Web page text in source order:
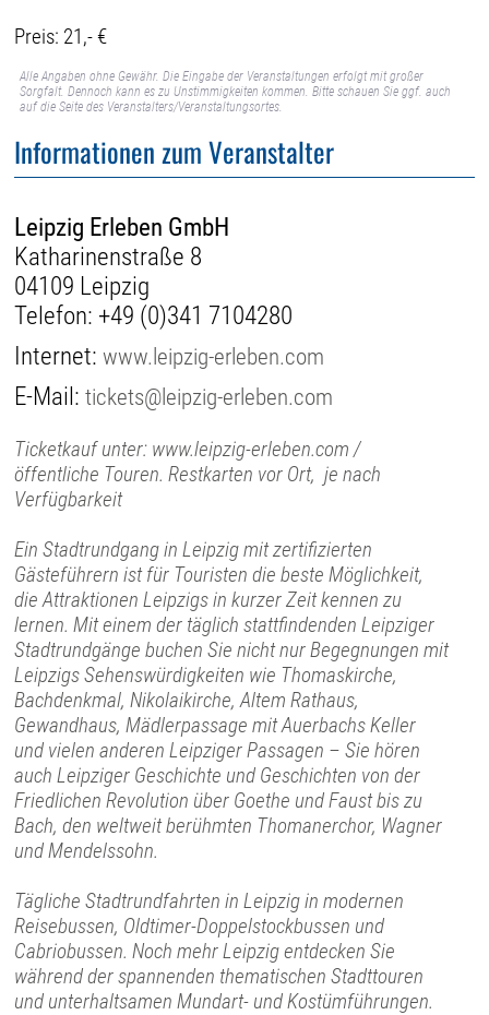
Preis: 21,- €
Alle Angaben ohne Gewähr. Die Eingabe der Veranstaltungen erfolgt mit großer
Sorgfalt. Dennoch kann es zu Unstimmigkeiten kommen. Bitte schauen Sie ggf. auch
auf die Seite des Veranstalters/Veranstaltungsortes.
Informationen zum Veranstalter
Leipzig Erleben GmbH
Katharinenstraße 8
04109 Leipzig
Telefon: +49 (0)341 7104280
Internet:www.leipzig-erleben.com
E-Mail:tickets@leipzig-erleben.com
Ticketkauf unter: www.leipzig-erleben.com /
öffentliche Touren. Restkarten vor Ort, je nach
Verfügbarkeit
Ein Stadtrundgang in Leipzig mit zertifizierten
Gästeführern ist für Touristen die beste Möglichkeit,
die Attraktionen Leipzigs in kurzer Zeit kennen zu
lernen. Mit einem der täglich stattfindenden Leipziger
Stadtrundgänge buchen Sie nicht nur Begegnungen mit
Leipzigs Sehenswürdigkeiten wie Thomaskirche,
Bachdenkmal, Nikolaikirche, Altem Rathaus,
Gewandhaus, Mädlerpassage mit Auerbachs Keller
und vielen anderen Leipziger Passagen – Sie hören
auch Leipziger Geschichte und Geschichten von der
Friedlichen Revolution über Goethe und Faust bis zu
Bach, den weltweit berühmten Thomanerchor, Wagner
und Mendelssohn.
Tägliche Stadtrundfahrten in Leipzig in modernen
Reisebussen, Oldtimer-Doppelstockbussen und
Cabriobussen. Noch mehr Leipzig entdecken Sie
während der spannenden thematischen Stadttouren
und unterhaltsamen Mundart- und Kostümführungen.